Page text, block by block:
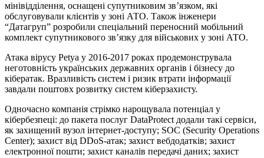
мінівідділення, оснащені супутниковим зв’язком, які
обслуговували клієнтів у зоні АТО. Також інженери
“Датагруп” розробили спеціальний переносний мобільний
комплект супутникового зв’язку для військових у зоні АТО.
Атака вірусу Petya у 2016-2017 роках продемонструвала
неготовність українських державних органів і бізнесу до
кібератак. Вразливість систем і ризик втрати інформації
завдали поштовх розвитку систем кіберзахисту.
Одночасно компанія стрімко нарощувала потенціал у
кібербезпеці: до пакета послуг DataProtect додали такі сервіси,
як захищений вузол інтернет-доступу; SOC (Security Operations
Center); захист від DDoS-атак; захист вебдодатків; захист
електронної пошти; захист каналів передачі даних; захист